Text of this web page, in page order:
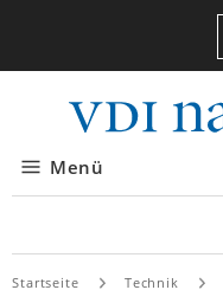
Menü
Startseite Technik